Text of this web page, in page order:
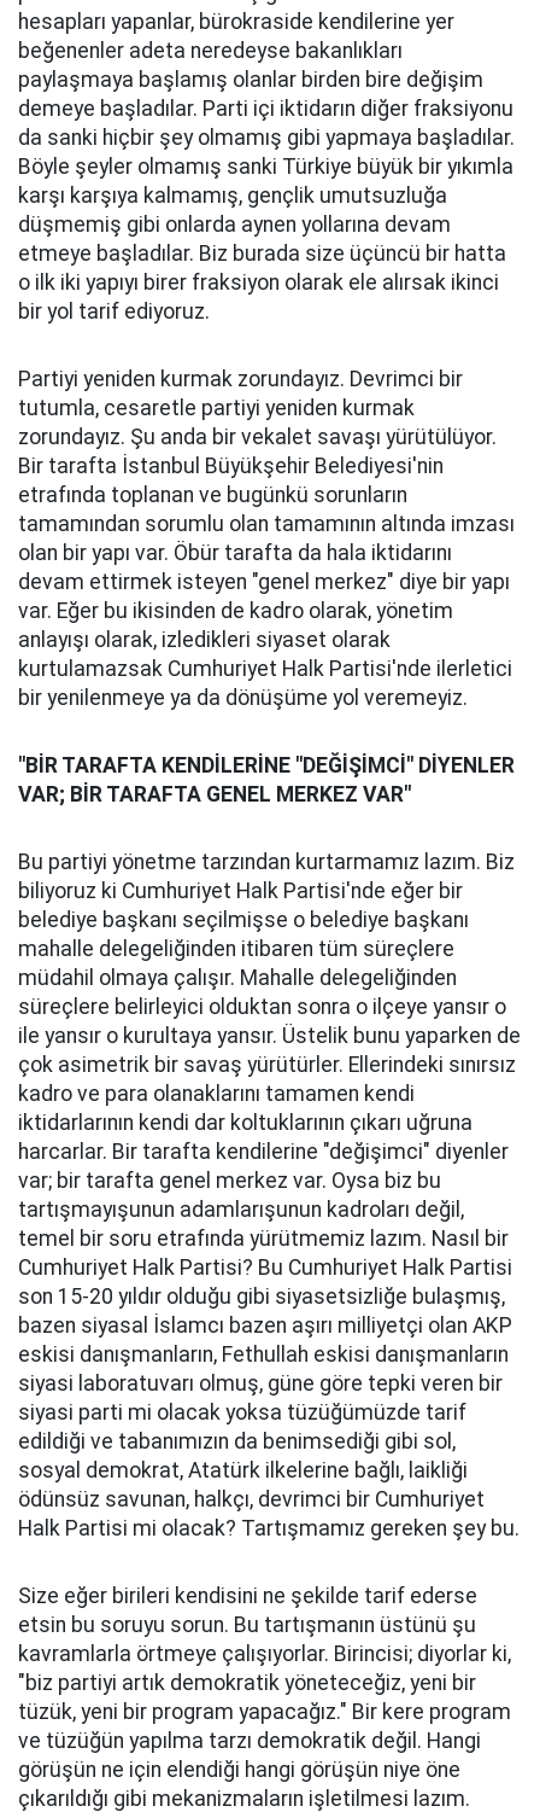
hesapları yapanlar, bürokraside kendilerine yer
beğenenler adeta neredeyse bakanlıkları
paylaşmaya başlamış olanlar birden bire değişim
demeye başladılar. Parti içi iktidarın diğer fraksiyonu
da sanki hiçbir şey olmamış gibi yapmaya başladılar.
Böyle şeyler olmamış sanki Türkiye büyük bir yıkımla
karşı karşıya kalmamış, gençlik umutsuzluğa
düşmemiş gibi onlarda aynen yollarına devam
etmeye başladılar. Biz burada size üçüncü bir hatta
o ilk iki yapıyı birer fraksiyon olarak ele alırsak ikinci
bir yol tarif ediyoruz.
Partiyi yeniden kurmak zorundayız. Devrimci bir
tutumla, cesaretle partiyi yeniden kurmak
zorundayız. Şu anda bir vekalet savaşı yürütülüyor.
Bir tarafta İstanbul Büyükşehir Belediyesi'nin
etrafında toplanan ve bugünkü sorunların
tamamından sorumlu olan tamamının altında imzası
olan bir yapı var. Öbür tarafta da hala iktidarını
devam ettirmek isteyen "genel merkez" diye bir yapı
var. Eğer bu ikisinden de kadro olarak, yönetim
anlayışı olarak, izledikleri siyaset olarak
kurtulamazsak Cumhuriyet Halk Partisi'nde ilerletici
bir yenilenmeye ya da dönüşüme yol veremeyiz.
"BİR TARAFTA KENDİLERİNE "DEĞİŞİMCİ" DİYENLER
VAR; BİR TARAFTA GENEL MERKEZ VAR"
Bu partiyi yönetme tarzından kurtarmamız lazım. Biz
biliyoruz ki Cumhuriyet Halk Partisi'nde eğer bir
belediye başkanı seçilmişse o belediye başkanı
mahalle delegeliğinden itibaren tüm süreçlere
müdahil olmaya çalışır. Mahalle delegeliğinden
süreçlere belirleyici olduktan sonra o ilçeye yansır o
ile yansır o kurultaya yansır. Üstelik bunu yaparken de
çok asimetrik bir savaş yürütürler. Ellerindeki sınırsız
kadro ve para olanaklarını tamamen kendi
iktidarlarının kendi dar koltuklarının çıkarı uğruna
harcarlar. Bir tarafta kendilerine "değişimci" diyenler
var; bir tarafta genel merkez var. Oysa biz bu
tartışmayışunun adamlarışunun kadroları değil,
temel bir soru etrafında yürütmemiz lazım. Nasıl bir
Cumhuriyet Halk Partisi? Bu Cumhuriyet Halk Partisi
son 15-20 yıldır olduğu gibi siyasetsizliğe bulaşmış,
bazen siyasal İslamcı bazen aşırı milliyetçi olan AKP
eskisi danışmanların, Fethullah eskisi danışmanların
siyasi laboratuvarı olmuş, güne göre tepki veren bir
siyasi parti mi olacak yoksa tüzüğümüzde tarif
edildiği ve tabanımızın da benimsediği gibi sol,
sosyal demokrat, Atatürk ilkelerine bağlı, laikliği
ödünsüz savunan, halkçı, devrimci bir Cumhuriyet
Halk Partisi mi olacak? Tartışmamız gereken şey bu.
Size eğer birileri kendisini ne şekilde tarif ederse
etsin bu soruyu sorun. Bu tartışmanın üstünü şu
kavramlarla örtmeye çalışıyorlar. Birincisi; diyorlar ki,
"biz partiyi artık demokratik yöneteceğiz, yeni bir
tüzük, yeni bir program yapacağız." Bir kere program
ve tüzüğün yapılma tarzı demokratik değil. Hangi
görüşün ne için elendiği hangi görüşün niye öne
çıkarıldığı gibi mekanizmaların işletilmesi lazım.